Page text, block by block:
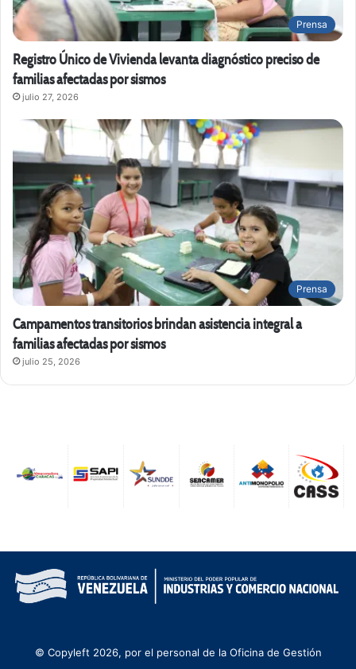
Prensa
Registro Único de Vivienda levanta diagnóstico preciso de
familias afectadas por sismos
julio 27, 2026
Prensa
Campamentos transitorios brindan asistencia integral a
familias afectadas por sismos
julio 25, 2026
© Copyleft 2026, por el personal de la Oficina de Gestión